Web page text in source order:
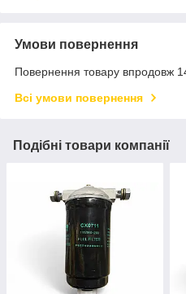
Умови повернення
Повернення товару впродовж
Всі умови повернення
Подібні товари компанії